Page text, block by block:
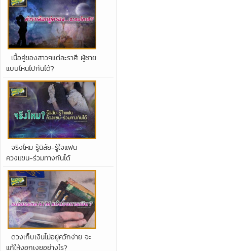
เนื้อคู่ของสาวๆแต่ละราศี ผู้ชาย
แบบไหนไปกันได้?
จริงไหม รู้นิสัย-รู้ใจแฟน
ควงแขน-ร่วมทางกันได้
ดวงเก็บเงินไม่อยู่ควักง่าย จะ
แก้ให้งอกเงยอย่างไร?